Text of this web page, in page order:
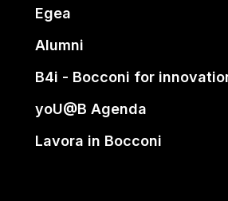
Egea
Alumni
B4i - Bocconi for
yoU@B Agenda
Lavora in Bocconi